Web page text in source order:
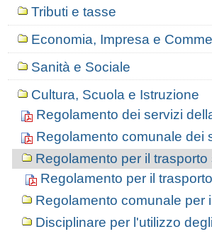
Tributi e tasse
Economia, Impresa e
Sanità e Sociale
Cultura, Scuola e Istruzione
Regolamento dei servizi
Regolamento comunale dei
Regolamento per il trasporto
Regolamento per il
Regolamento comunale per
Disciplinare per l'utilizzo